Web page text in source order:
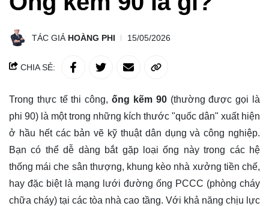
TÁC GIẢ HOÀNG PHI 15/05/2026
CHIA SẺ:
Trong thực tế thi công,ống kẽm 90(thường được gọi là
phi 90) là một trong những kích thước "quốc dân" xuất hiện
ở hầu hết các bản vẽ kỹ thuật dân dụng và công nghiệp.
Bạn có thể dễ dàng bắt gặp loại ống này trong các hệ
thống mái che sân thượng, khung kèo nhà xưởng tiền chế,
hay đặc biệt là mạng lưới đường ống PCCC (phòng cháy
chữa cháy) tại các tòa nhà cao tầng. Với khả năng chịu lực